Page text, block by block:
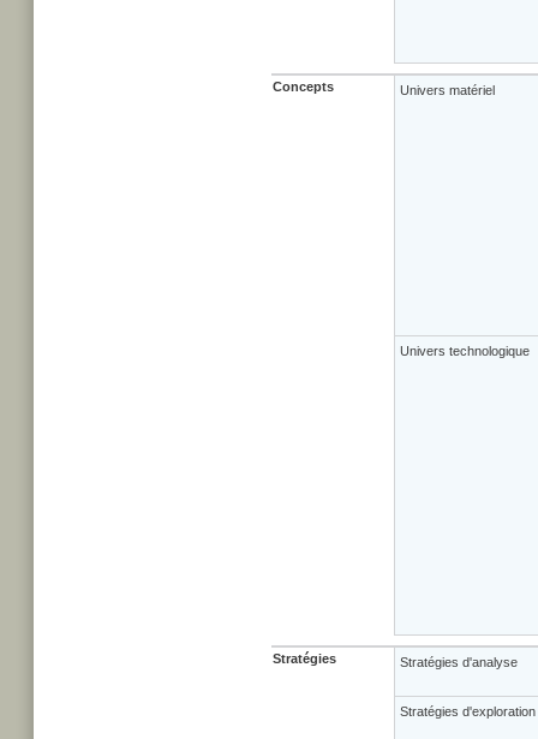
Concepts Univers matériel
Univers technologique
Stratégies Stratégies d'analyse
Stratégies d'exploration